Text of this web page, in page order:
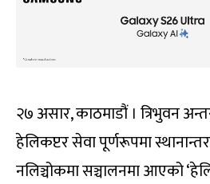
२७ असार, काठमाडौं । त्रिभुवन
हेलिकप्टर सेवा पूर्णरूपमा
नलिञ्चोकमा सञ्चालनमा आएको